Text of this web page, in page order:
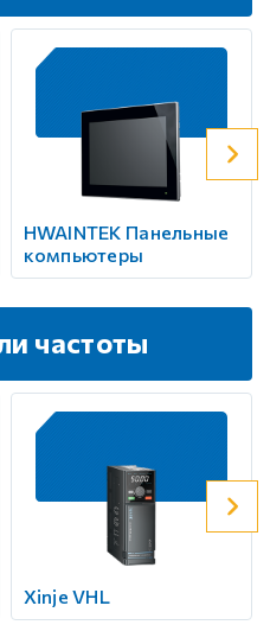
HWAINTEK Панельные
компьютеры
частоты
Xinje VHL